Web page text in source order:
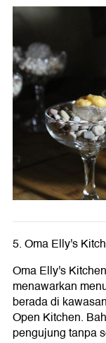
5. Oma Elly's
Oma Elly's
menawarkan
berada di
Open Kitchen.
pengujung tanpa